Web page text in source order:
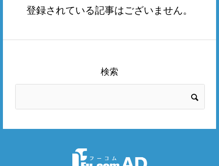
登録されている記事はございません。
検索